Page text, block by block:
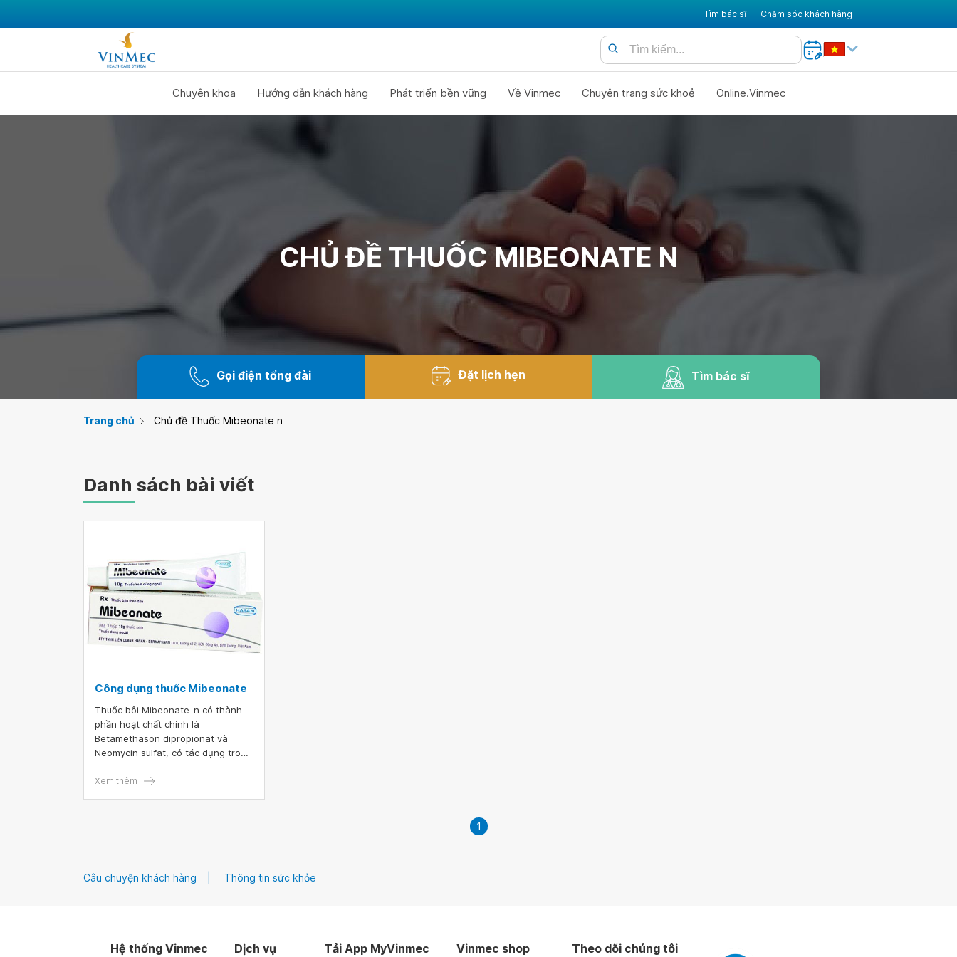
Tìm bác sĩ Chăm sóc khách hàng
Chuyên khoa Hướng dẫn khách hàng Phát triển bền vững Về Vinmec Chuyên trang sức khoẻ Online.Vinmec
CHỦ ĐỀ THUỐC MIBEONATE N
Gọi điện tổng đài Đặt lịch hẹn Tìm bác sĩ
Trang chủ Chủ đề Thuốc Mibeonate n
Danh sách bài viết
Công dụng thuốc Mibeonate
Thuốc bôi Mibeonate-n có thành
phần hoạt chất chính là
Betamethason dipropionat và
Neomycin sulfat, có tác dụng trong
bệnh viêm da cơ địa, viêm da dị
Xem thêm
1
Câu chuyện khách hàng Thông tin sức khỏe
Hệ thống Vinmec Dịch vụ Tải App MyVinmec Vinmec shop Theo dõi chúng tôi